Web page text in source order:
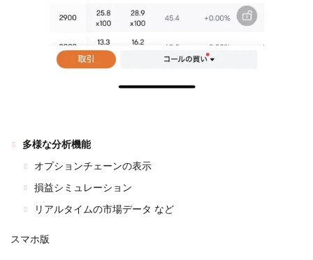
多様な分析機能
オプションチェーンの表示
損益シミュレーション
リアルタイムの市場データ など
スマホ版